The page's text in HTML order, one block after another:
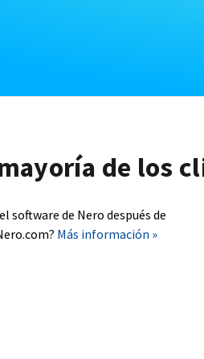
de los
software de Nero después de
Más información »